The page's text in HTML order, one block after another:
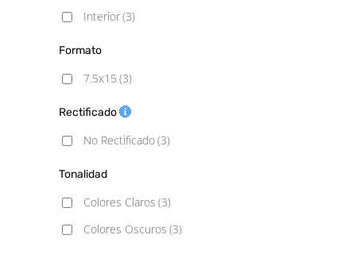
Interior(3)
Formato
7.5x15 (3)
Rectificado
No Rectificado(3)
Tonalidad
Colores Claros (3)
Colores Oscuros (3)